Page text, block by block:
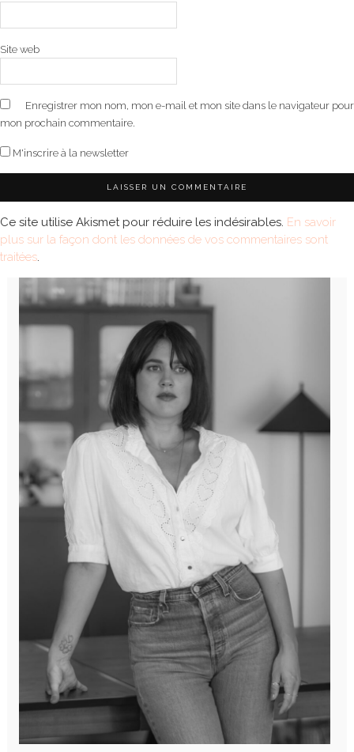
Site web
Enregistrer mon nom, mon e-mail et mon site dans le navigateur pour
mon prochain commentaire.
M'inscrire à la newsletter
Ce site utilise Akismet pour réduire les indésirables. En savoir
plus sur la façon dont les données de vos commentaires sont
traitées.